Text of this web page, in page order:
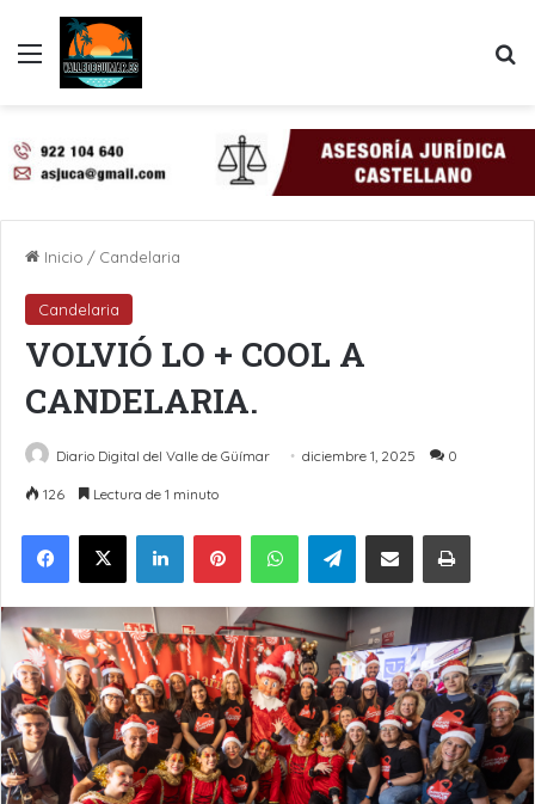
Menú
Inicio / Candelaria
Candelaria
VOLVIÓ LO + COOL A
CANDELARIA.
Diario Digital del Valle de Güímar diciembre 1, 2025 0
126 Lectura de 1 minuto
LinkedInPinterestWhatsAppTelegramCompartir por Email Imprimir